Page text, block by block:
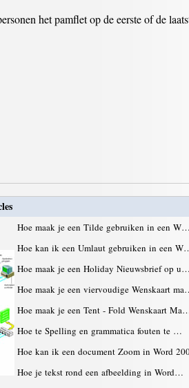
het pamflet op de eerste of de
Hoe maak je een Tilde gebruiken in een W…
Hoe kan ik een Umlaut gebruiken in een
Hoe maak je een Holiday Nieuwsbrief op u…
Hoe maak je een viervoudige Wenskaart
Hoe maak je een Tent - Fold Wenskaart
Hoe te Spelling en grammatica fouten te …
Hoe kan ik een document Zoom in Word
Hoe je tekst rond een afbeelding in Word…